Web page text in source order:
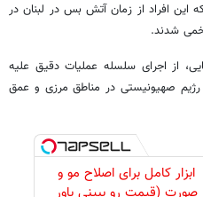
که این افراد از زمان آتش بس در لبنان در
شدند.
از اجرای سلسله عملیات‌ دقیق علیه
صهیونیستی در مناطق مرزی و عمق
ابزار کامل برای اصلاح مو و